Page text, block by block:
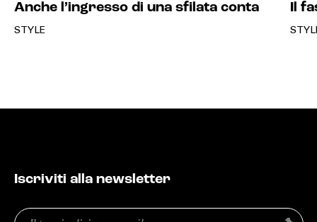
Anche l’ingresso di una sfilata conta
STYLE
Il
Iscriviti alla newsletter
Email